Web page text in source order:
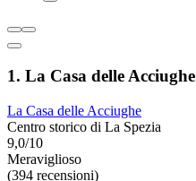
1. La Casa delle Acciughe
La Casa delle Acciughe
Centro storico di La Spezia
9,0/10
Meraviglioso
(394 recensioni)